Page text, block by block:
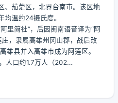
、茄萣区，北界台南市。该区地
均温约24摄氏度。
里简社”，后因闽南语音译为“阿
，隶属高雄州冈山郡，战后改
雄县并入高雄市成为阿莲区。
人口约1.7万人（202...